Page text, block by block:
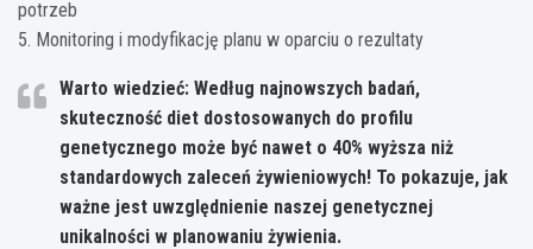
potrzeb
5. Monitoring i modyfikację planu w oparciu o rezultaty
Warto wiedzieć: Według najnowszych badań,
skuteczność diet dostosowanych do profilu
genetycznego może być nawet o 40% wyższa niż
standardowych zaleceń żywieniowych! To pokazuje, jak
ważne jest uwzględnienie naszej genetycznej
unikalności w planowaniu żywienia.